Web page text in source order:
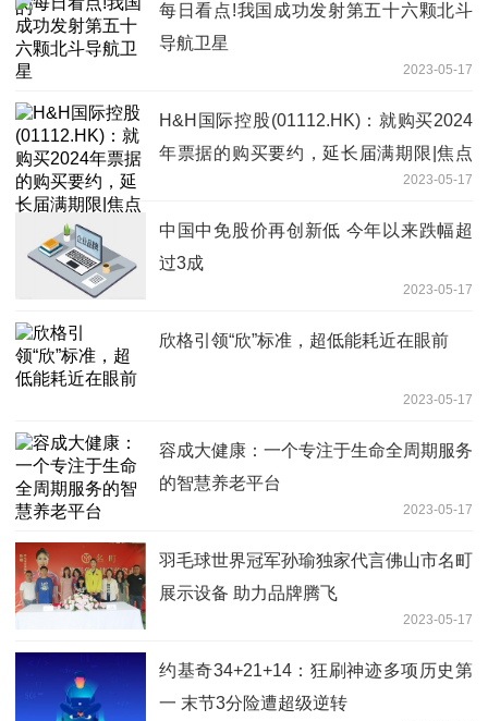
每日看点!我国成功发射第五十六颗北斗
导航卫星
2023-05-17
H&H国际控股(01112.HK)：就购买2024
年票据的购买要约，延长届满期限|焦点
2023-05-17
中国中免股价再创新低 今年以来跌幅超
过3成
2023-05-17
欣格引领“欣”标准，超低能耗近在眼前
2023-05-17
容成大健康：一个专注于生命全周期服务
的智慧养老平台
2023-05-17
羽毛球世界冠军孙瑜独家代言佛山市名町
展示设备 助力品牌腾飞
2023-05-17
约基奇34+21+14：狂刷神迹多项历史第
一 末节3分险遭超级逆转